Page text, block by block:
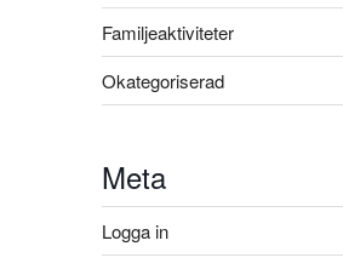
Familjeaktiviteter
Okategoriserad
Meta
Logga in